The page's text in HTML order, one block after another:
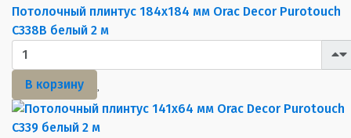
Потолочный плинтус 184х184 мм Orac Decor Purotouch
C338B белый 2 м
В корзину